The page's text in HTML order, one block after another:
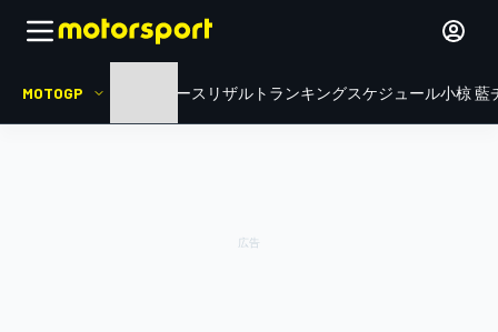
MOTOGP ニュース リザルト ランキングスケジュール小椋 藍